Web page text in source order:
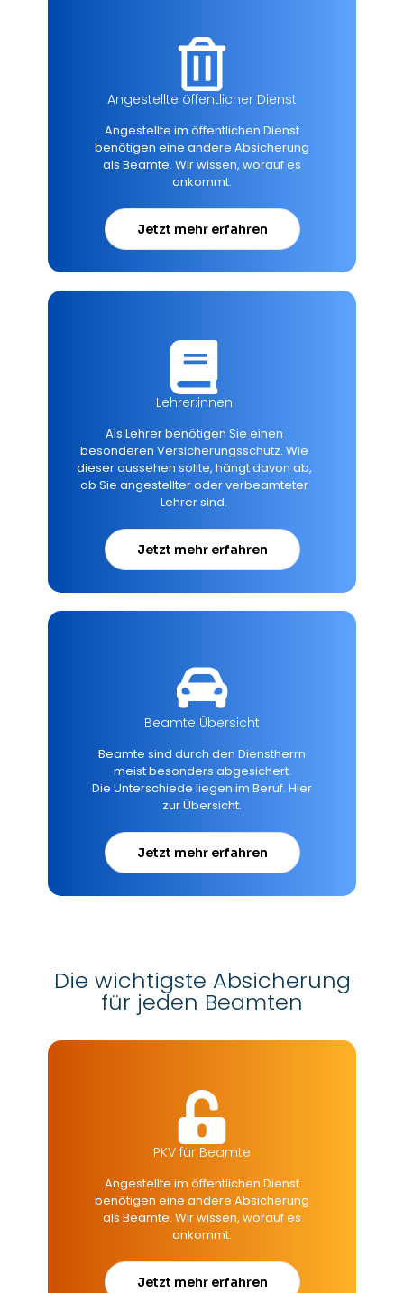
Angestellte öffentlicher Dienst
Angestellte im öffentlichen Dienst
benötigen eine andere Absicherung
als Beamte. Wir wissen, worauf es
ankommt.
Jetzt mehr erfahren
Lehrer:innen
Als Lehrer benötigen Sie einen
besonderen Versicherungsschutz. Wie
dieser aussehen sollte, hängt davon ab,
ob Sie angestellter oder verbeamteter
Lehrer sind.
Jetzt mehr erfahren
Beamte Übersicht
Beamte sind durch den Dienstherrn
meist besonders abgesichert.
Die Unterschiede liegen im Beruf. Hier
zur Übersicht.
Jetzt mehr erfahren
Die wichtigste Absicherung
für jeden Beamten
PKV für Beamte
Angestellte im öffentlichen Dienst
benötigen eine andere Absicherung
als Beamte. Wir wissen, worauf es
ankommt.
Jetzt mehr erfahren